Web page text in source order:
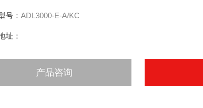
号： ADL3000-E-A/KC
址：
产品咨询